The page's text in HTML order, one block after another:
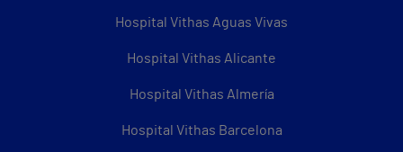
Hospital Vithas Aguas Vivas
Hospital Vithas Alicante
Hospital Vithas Almería
Hospital Vithas Barcelona